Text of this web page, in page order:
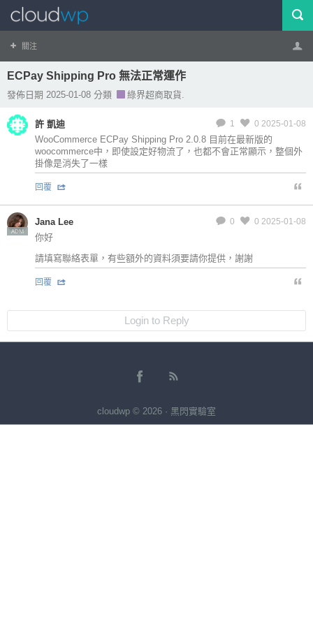
關注
帳號 登出
ECPay Shipping Pro 無法正常運作
發佈日期 2025-01-08 分類 綠界超商取貨.
1 0 2025-01-08
許 凱迪
WooCommerce ECPay Shipping Pro 2.0.8 目前在最新版的
woocommerce中，即使設定好物流了，也都不會正常顯示，整個外
掛像是消失了一樣
回覆
ADM
0 0 2025-01-08
Jana Lee
你好
請填寫聯絡表單，有些額外的資料須要請你提供，謝謝
回覆
Login to Reply
cloudwp © 2026 · 黑閃實驗室